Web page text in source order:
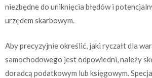
niezbędne do uniknięcia błędów i
urzędem skarbowym.
Aby precyzyjnie określić, jaki ryczałt dla
samochodowego jest odpowiedni, należy
doradcą podatkowym lub księgowym.